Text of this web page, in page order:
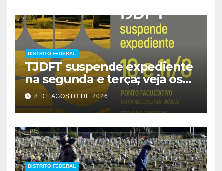
DISTRITO FEDERAL
TJDFT suspende expediente
na segunda e terça; veja os
prazos
8 DE AGOSTO DE 2026
DISTRITO FEDERAL